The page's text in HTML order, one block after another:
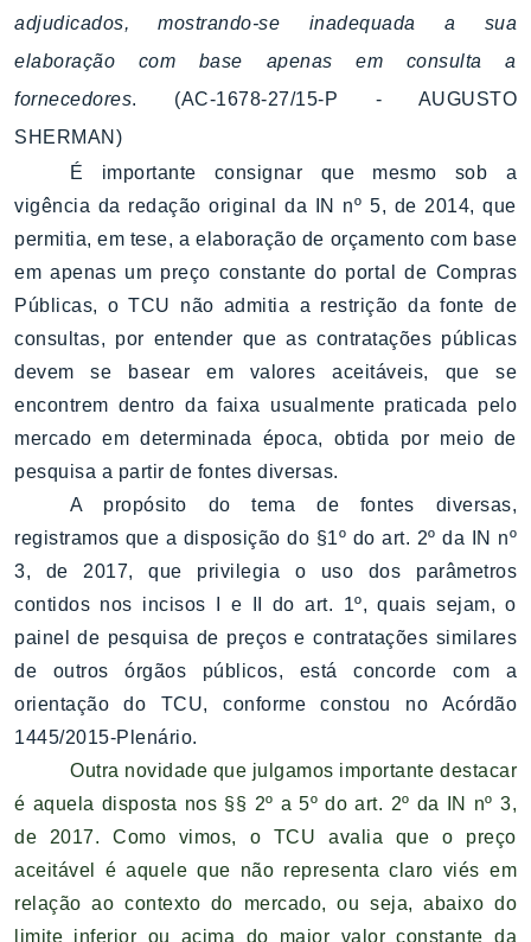
adjudicados, mostrando-se inadequada a sua
elaboração com base apenas em consulta a
fornecedores. (AC-1678-27/15-P - AUGUSTO
SHERMAN)
É importante consignar que mesmo sob a
vigência da redação original da IN nº 5, de 2014, que
permitia, em tese, a elaboração de orçamento com base
em apenas um preço constante do portal de Compras
Públicas, o TCU não admitia a restrição da fonte de
consultas, por entender que as contratações públicas
devem se basear em valores aceitáveis, que se
encontrem dentro da faixa usualmente praticada pelo
mercado em determinada época, obtida por meio de
pesquisa a partir de fontes diversas.
A propósito do tema de fontes diversas,
registramos que a disposição do §1º do art. 2º da IN nº
3, de 2017, que privilegia o uso dos parâmetros
contidos nos incisos I e II do art. 1º, quais sejam, o
painel de pesquisa de preços e contratações similares
de outros órgãos públicos, está concorde com a
orientação do TCU, conforme constou no Acórdão
1445/2015-Plenário.
Outra novidade que julgamos importante destacar
é aquela disposta nos §§ 2º a 5º do art. 2º da IN nº 3,
de 2017. Como vimos, o TCU avalia que o preço
aceitável é aquele que não representa claro viés em
relação ao contexto do mercado, ou seja, abaixo do
limite inferior ou acima do maior valor constante da